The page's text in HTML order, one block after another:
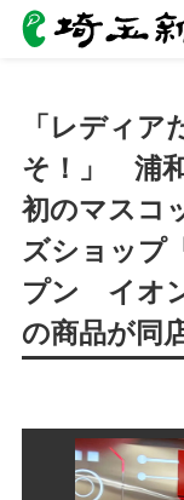
「レディア
そ！」 浦
初のマスコ
ズショップ
プン イオ
の商品が同